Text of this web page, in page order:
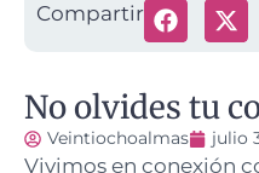
Compartir
No olvides tu
Veintiochoalmas julio
Vivimos en conexión